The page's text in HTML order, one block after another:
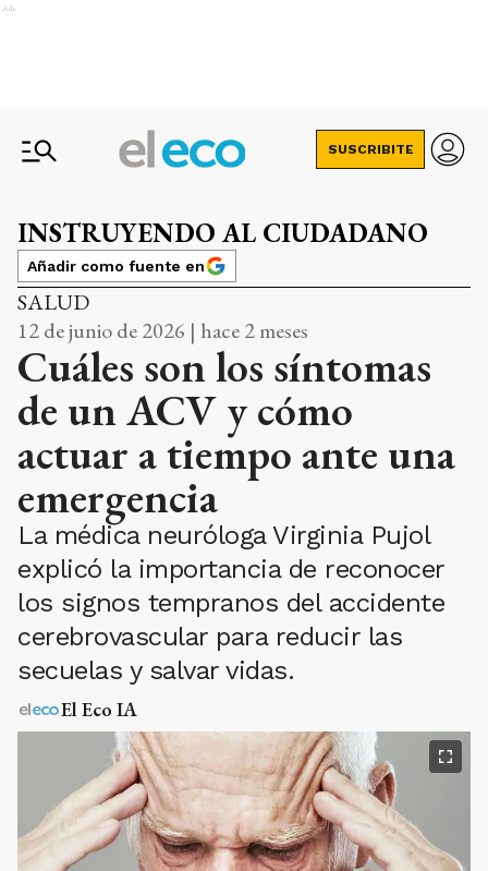
Ads
SUSCRIBITE
INSTRUYENDO AL CIUDADANO
Añadir como fuente en
SALUD
12 de junio de 2026 | hace 2 meses
Cuáles son los síntomas
de un ACV y cómo
actuar a tiempo ante una
emergencia
La médica neuróloga Virginia Pujol
explicó la importancia de reconocer
los signos tempranos del accidente
cerebrovascular para reducir las
secuelas y salvar vidas.
El Eco IA